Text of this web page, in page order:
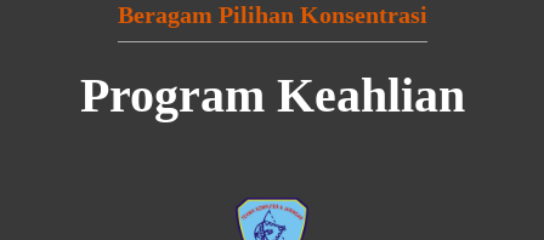
Beragam Pilihan Konsentrasi
Program Keahlian